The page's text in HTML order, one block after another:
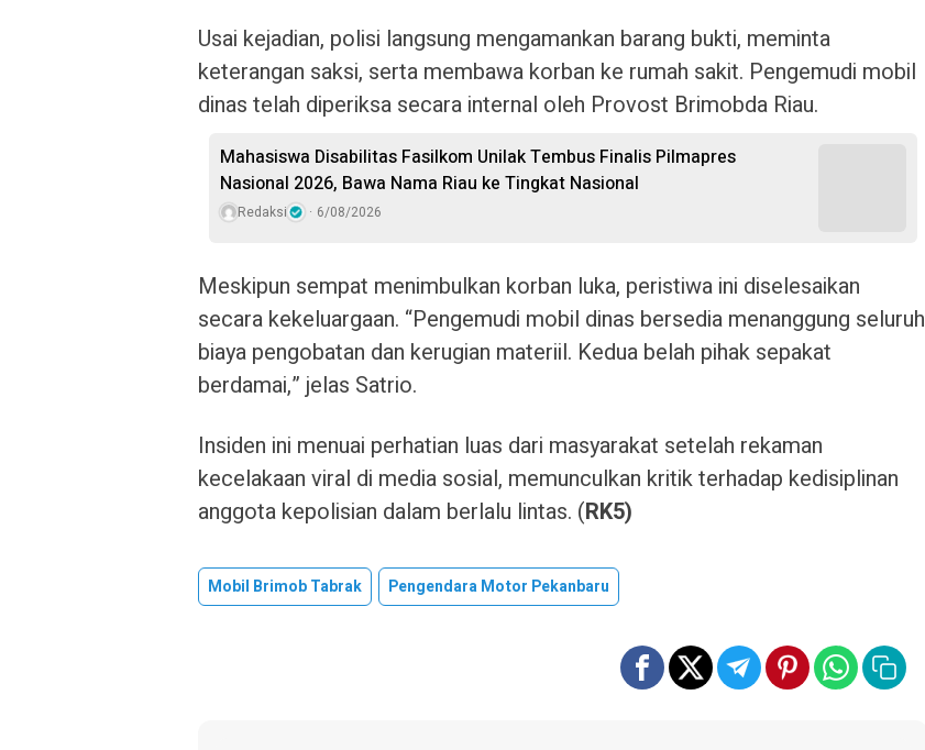
Usai kejadian, polisi langsung mengamankan barang bukti, meminta
keterangan saksi, serta membawa korban ke rumah sakit. Pengemudi mobil
dinas telah diperiksa secara internal oleh Provost Brimobda Riau.
Mahasiswa Disabilitas Fasilkom Unilak Tembus Finalis Pilmapres
Nasional 2026, Bawa Nama Riau ke Tingkat Nasional
Redaksi 6/08/2026
Meskipun sempat menimbulkan korban luka, peristiwa ini diselesaikan
secara kekeluargaan. “Pengemudi mobil dinas bersedia menanggung seluruh
biaya pengobatan dan kerugian materiil. Kedua belah pihak sepakat
berdamai,” jelas Satrio.
Insiden ini menuai perhatian luas dari masyarakat setelah rekaman
kecelakaan viral di media sosial, memunculkan kritik terhadap kedisiplinan
anggota kepolisian dalam berlalu lintas. (RK5)
Mobil Brimob Tabrak Pengendara Motor Pekanbaru